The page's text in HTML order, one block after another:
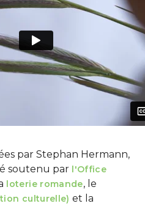
par Stephan Hermann,
soutenu par l'Office
loterie romande, le
culturelle) et la